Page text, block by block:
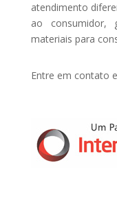
atendimento
ao consumidor,
materiais para
Entre em contato